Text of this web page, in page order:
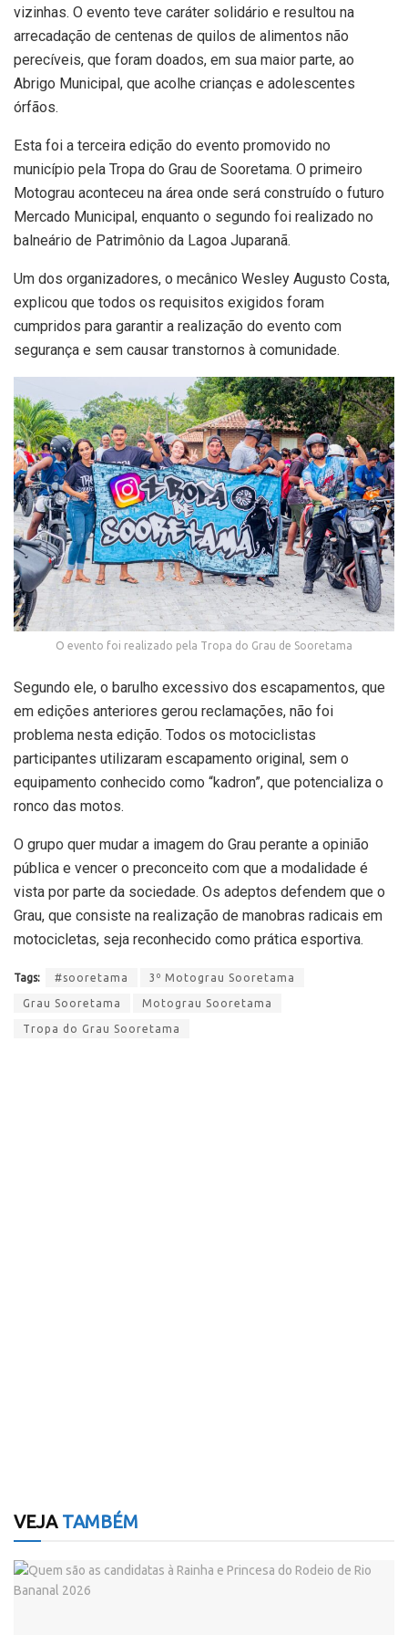
vizinhas. O evento teve caráter solidário e resultou na
arrecadação de centenas de quilos de alimentos não
perecíveis, que foram doados, em sua maior parte, ao
Abrigo Municipal, que acolhe crianças e adolescentes
órfãos.
Esta foi a terceira edição do evento promovido no
município pela Tropa do Grau de Sooretama. O primeiro
Motograu aconteceu na área onde será construído o futuro
Mercado Municipal, enquanto o segundo foi realizado no
balneário de Patrimônio da Lagoa Juparanã.
Um dos organizadores, o mecânico Wesley Augusto Costa,
explicou que todos os requisitos exigidos foram
cumpridos para garantir a realização do evento com
segurança e sem causar transtornos à comunidade.
O evento foi realizado pela Tropa do Grau de Sooretama
Segundo ele, o barulho excessivo dos escapamentos, que
em edições anteriores gerou reclamações, não foi
problema nesta edição. Todos os motociclistas
participantes utilizaram escapamento original, sem o
equipamento conhecido como “kadron”, que potencializa o
ronco das motos.
O grupo quer mudar a imagem do Grau perante a opinião
pública e vencer o preconceito com que a modalidade é
vista por parte da sociedade. Os adeptos defendem que o
Grau, que consiste na realização de manobras radicais em
motocicletas, seja reconhecido como prática esportiva.
Tags: #sooretama 3º Motograu Sooretama
Grau Sooretama Motograu Sooretama
Tropa do Grau Sooretama
VEJATAMBÉM